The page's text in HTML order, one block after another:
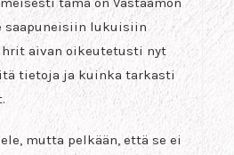
saapuneisiin lukuisiin
aivan oikeutetusti nyt
tietoja ja kuinka tarkasti
mutta pelkään, että se ei